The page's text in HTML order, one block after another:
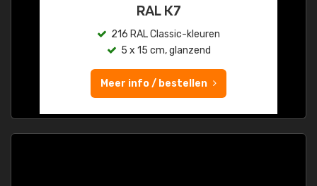
RAL K7
216 RAL Classic-kleuren
5 x 15 cm, glanzend
Meer info / bestellen